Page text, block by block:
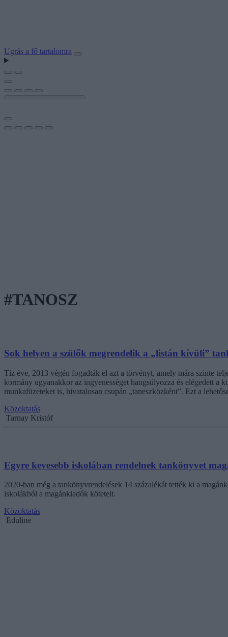
Ugrás a fő tartalomra
#TANOSZ
Sok helyen a szülők megrendelik a „listán kívüli”
Tíz éve, 2013 végén fogadták el azt a törvényt, amely mára szinte
kormány ugyanakkor az ingyenességet hangsúlyozza és elégedett
munkafüzeteket is, hivatalosan csupán „taneszközként”. Ezt a
Közoktatás
Tarnay Kristóf
Egyre kevesebb iskolában rendelnek tankönyvet
2020-ban még a tankönyvrendelések 14 százalékát tették ki a
iskolákból a magánkiadók köteteit.
Közoktatás
Eduline